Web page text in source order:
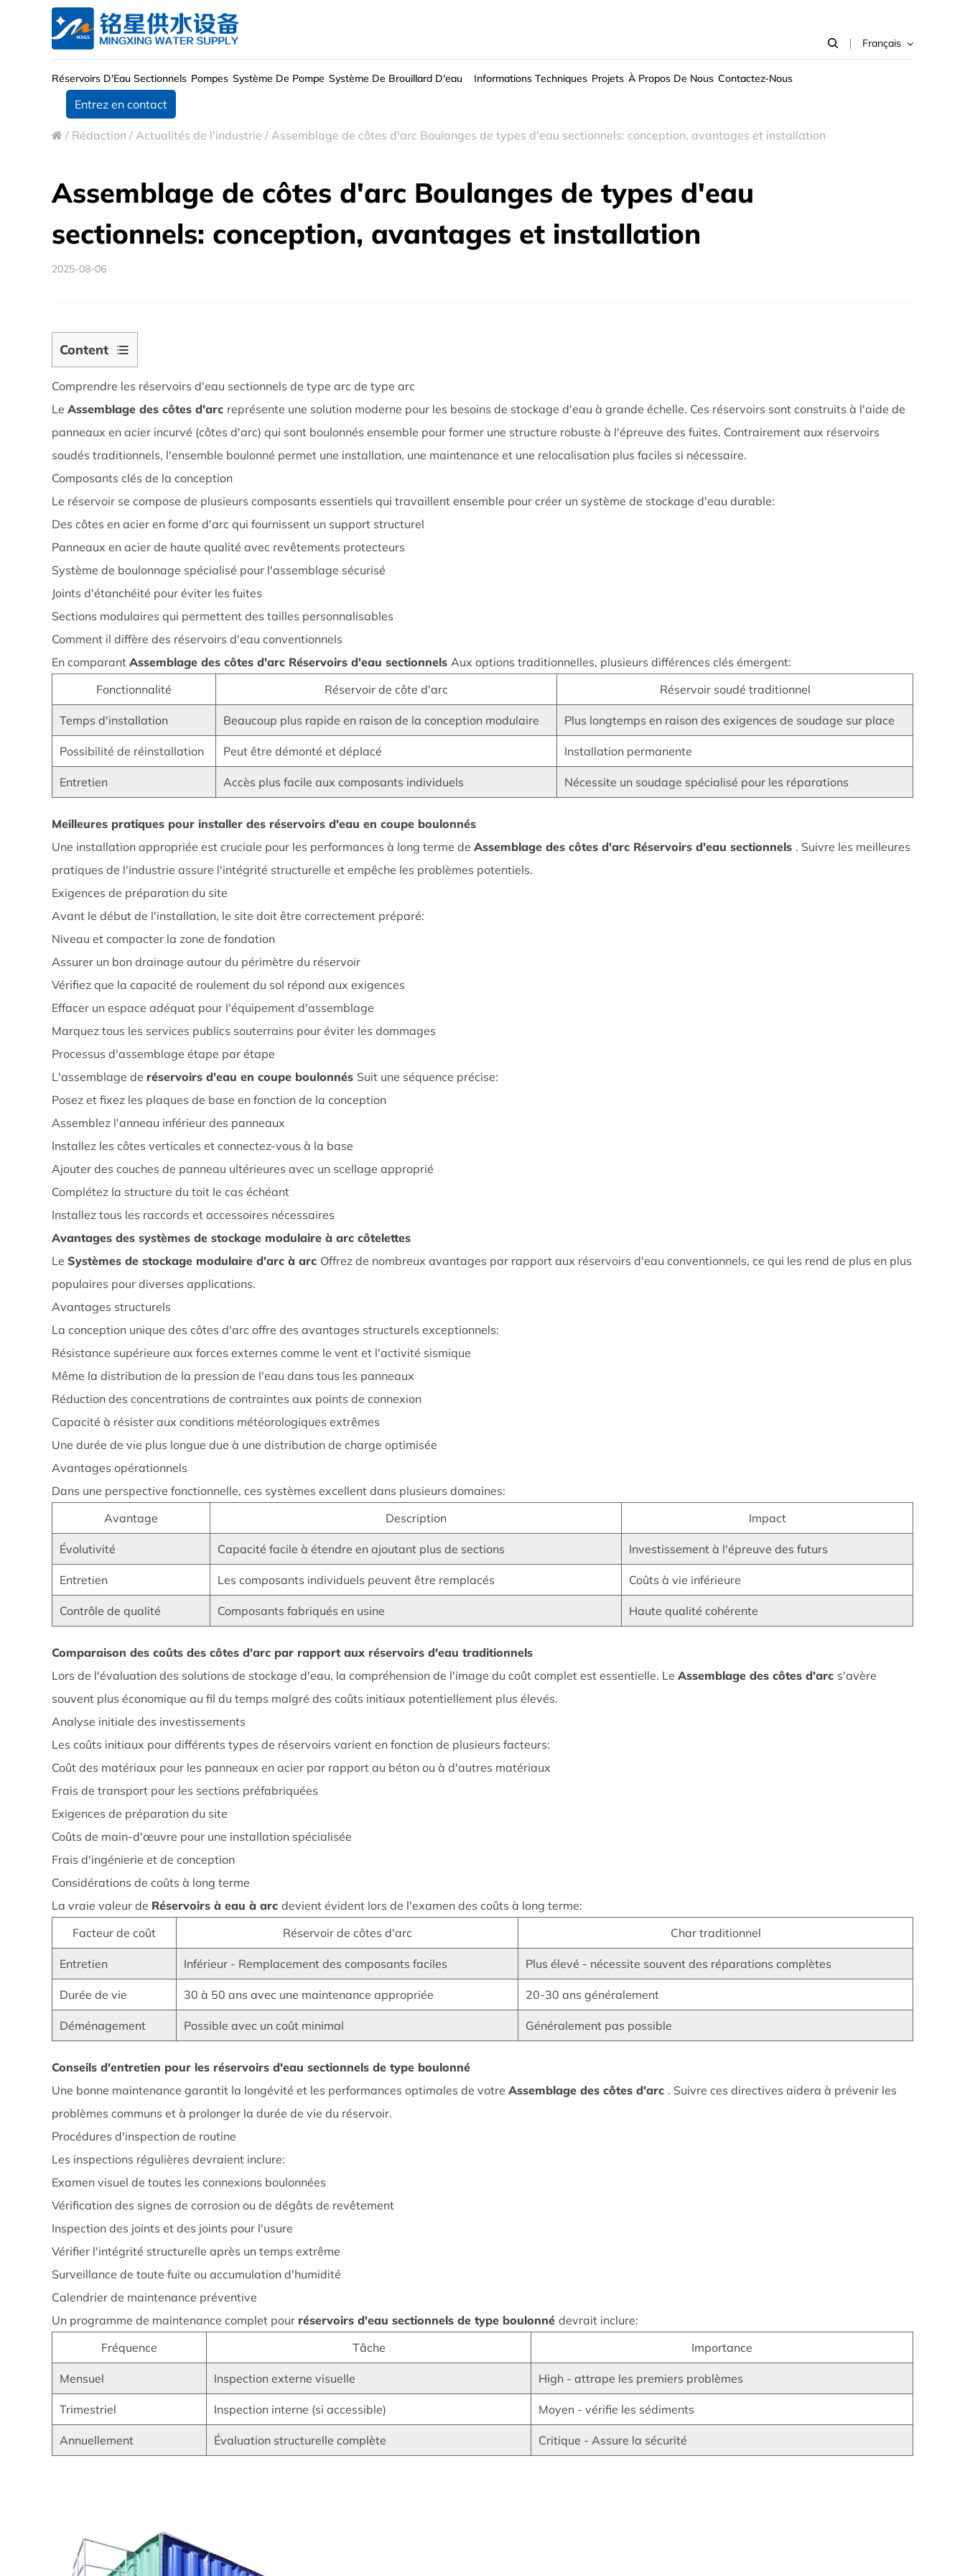
Français
Réservoirs D'Eau Sectionnels Pompes Système De Pompe Système De Brouillard D'eau Informations Techniques Projets À Propos De Nous Contactez-Nous
Entrez en contact
/ Rédaction / Actualités de l'industrie / Assemblage de côtes d'arc Boulanges de types d'eau sectionnels: conception, avantages et installation
Assemblage de côtes d'arc Boulanges de types d'eau
sectionnels: conception, avantages et installation
2025-08-06
Content
1
Comprendre
les
réservoirs
d'eau
de
type
arc
de
type
arc
1.1
Composants
clés
de
la
conception
1.2
Comment
il
diffère
des
réservoirs
conventionnels
2
Meilleures
pratiques
pour
des
réservoirs
d'eau
en
coupe
Exigences
de
préparation
du
site
2.2
Processus
d'assemblage
étape
par
étape
Avantages
des
systèmes
de
stockage
modulaire
arc
côtelettes
Avantages
structurels
3.2
Avantages
opérationnels
4
Comparaison
des
des
côtes
d'arc
par
rapport
aux
réservoirs
d'eau
traditionnels
4.1
Analyse
initiale
des
investissements
4.2
Considérations
de
coûts
long
terme
5
Conseils
d'entretien
réservoirs
d'eau
sectionnels
de
type
5.1
Procédures
d'inspection
de
routine
5.2
Calendrier
Comprendre les réservoirs d'eau sectionnels de type arc de type arc
Le Assemblage des côtes d'arc représente une solution moderne pour les besoins de stockage d'eau à grande échelle. Ces réservoirs sont construits à l'aide de
panneaux en acier incurvé (côtes d'arc) qui sont boulonnés ensemble pour former une structure robuste à l'épreuve des fuites. Contrairement aux réservoirs
soudés traditionnels, l'ensemble boulonné permet une installation, une maintenance et une relocalisation plus faciles si nécessaire.
Composants clés de la conception
Le réservoir se compose de plusieurs composants essentiels qui travaillent ensemble pour créer un système de stockage d'eau durable:
Des côtes en acier en forme d'arc qui fournissent un support structurel
Panneaux en acier de haute qualité avec revêtements protecteurs
Système de boulonnage spécialisé pour l'assemblage sécurisé
Joints d'étanchéité pour éviter les fuites
Sections modulaires qui permettent des tailles personnalisables
Comment il diffère des réservoirs d'eau conventionnels
En comparant Assemblage des côtes d'arc Réservoirs d'eau sectionnels Aux options traditionnelles, plusieurs différences clés émergent:
Fonctionnalité
Réservoir de côte d'arc Réservoir soudé traditionnel
Temps d'installation Beaucoup plus rapide en raison de la conception modulaire Plus longtemps en raison des exigences de soudage sur place
Possibilité de réinstallation Peut être démonté et déplacé Installation permanente
Entretien Accès plus facile aux composants individuels Nécessite un soudage spécialisé pour les réparations
Meilleures pratiques pour installer des réservoirs d'eau en coupe boulonnés
Une installation appropriée est cruciale pour les performances à long terme de Assemblage des côtes d'arc Réservoirs d'eau sectionnels . Suivre les meilleures
pratiques de l'industrie assure l'intégrité structurelle et empêche les problèmes potentiels.
Exigences de préparation du site
Avant le début de l'installation, le site doit être correctement préparé:
Niveau et compacter la zone de fondation
Assurer un bon drainage autour du périmètre du réservoir
Vérifiez que la capacité de roulement du sol répond aux exigences
Effacer un espace adéquat pour l'équipement d'assemblage
Marquez tous les services publics souterrains pour éviter les dommages
Processus d'assemblage étape par étape
L'assemblage de réservoirs d'eau en coupe boulonnés Suit une séquence précise:
Posez et fixez les plaques de base en fonction de la conception
Assemblez l'anneau inférieur des panneaux
Installez les côtes verticales et connectez-vous à la base
Ajouter des couches de panneau ultérieures avec un scellage approprié
Complétez la structure du toit le cas échéant
Installez tous les raccords et accessoires nécessaires
Avantages des systèmes de stockage modulaire à arc côtelettes
Le Systèmes de stockage modulaire d'arc à arc Offrez de nombreux avantages par rapport aux réservoirs d'eau conventionnels, ce qui les rend de plus en plus
populaires pour diverses applications.
Avantages structurels
La conception unique des côtes d'arc offre des avantages structurels exceptionnels:
Résistance supérieure aux forces externes comme le vent et l'activité sismique
Même la distribution de la pression de l'eau dans tous les panneaux
Réduction des concentrations de contraintes aux points de connexion
Capacité à résister aux conditions météorologiques extrêmes
Une durée de vie plus longue due à une distribution de charge optimisée
Avantages opérationnels
Dans une perspective fonctionnelle, ces systèmes excellent dans plusieurs domaines:
Avantage
Description Impact
Évolutivité Capacité facile à étendre en ajoutant plus de sections Investissement à l'épreuve des futurs
Entretien Les composants individuels peuvent être remplacés Coûts à vie inférieure
Contrôle de qualité Composants fabriqués en usine Haute qualité cohérente
Comparaison des coûts des côtes d'arc par rapport aux réservoirs d'eau traditionnels
Lors de l'évaluation des solutions de stockage d'eau, la compréhension de l'image du coût complet est essentielle. Le Assemblage des côtes d'arc s'avère
souvent plus économique au fil du temps malgré des coûts initiaux potentiellement plus élevés.
Analyse initiale des investissements
Les coûts initiaux pour différents types de réservoirs varient en fonction de plusieurs facteurs:
Coût des matériaux pour les panneaux en acier par rapport au béton ou à d'autres matériaux
Frais de transport pour les sections préfabriquées
Exigences de préparation du site
Coûts de main-d'œuvre pour une installation spécialisée
Frais d'ingénierie et de conception
Considérations de coûts à long terme
La vraie valeur de Réservoirs à eau à arc devient évident lors de l'examen des coûts à long terme:
Facteur de coût
Réservoir de côtes d'arc Char traditionnel
Entretien Inférieur - Remplacement des composants faciles Plus élevé - nécessite souvent des réparations complètes
Durée de vie 30 à 50 ans avec une maintenance appropriée 20-30 ans généralement
Déménagement Possible avec un coût minimal Généralement pas possible
Conseils d'entretien pour les réservoirs d'eau sectionnels de type boulonné
Une bonne maintenance garantit la longévité et les performances optimales de votre Assemblage des côtes d'arc . Suivre ces directives aidera à prévenir les
problèmes communs et à prolonger la durée de vie du réservoir.
Procédures d'inspection de routine
Les inspections régulières devraient inclure:
Examen visuel de toutes les connexions boulonnées
Vérification des signes de corrosion ou de dégâts de revêtement
Inspection des joints et des joints pour l'usure
Vérifier l'intégrité structurelle après un temps extrême
Surveillance de toute fuite ou accumulation d'humidité
Calendrier de maintenance préventive
Un programme de maintenance complet pour réservoirs d'eau sectionnels de type boulonné devrait inclure:
Fréquence
Tâche Importance
Mensuel Inspection externe visuelle High - attrape les premiers problèmes
Trimestriel Inspection interne (si accessible) Moyen - vérifie les sédiments
Annuellement Évaluation structurelle complète Critique - Assure la sécurité